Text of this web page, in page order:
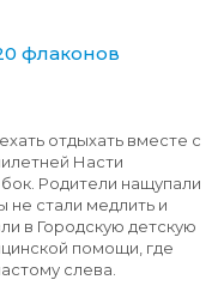
флаконов
отдыхать вместе с
Насти
Родители нащупали
стали медлить и
в Городскую детскую
помощи, где
слева.